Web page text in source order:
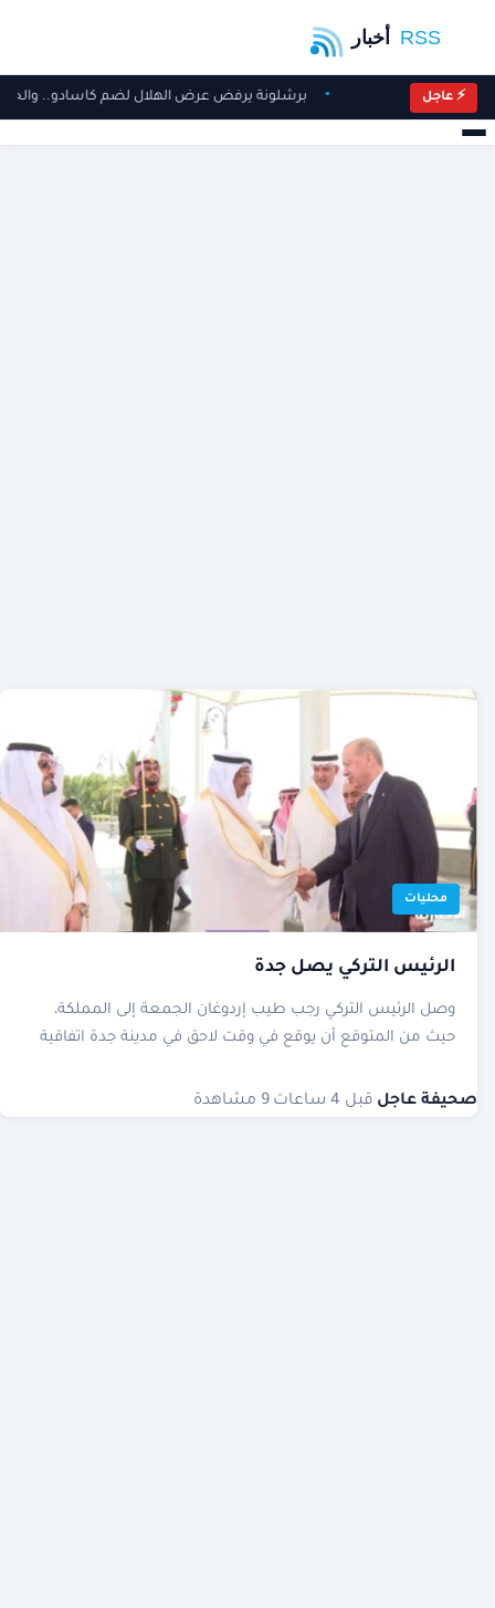
⚡ عاجل برشلونة يرفض عرض الهلال لضم كاسادو..
محليات
الرئيس التركي يصل جدة
وصل الرئيس التركي رجب طيب إردوغان الجمعة إلى المملكة،
حيث من المتوقع أن يوقع في وقت لاحق في مدينة جدة اتفاقية
صحيفة عاجل·قبل 4 ساعات ·9 مشاهدة